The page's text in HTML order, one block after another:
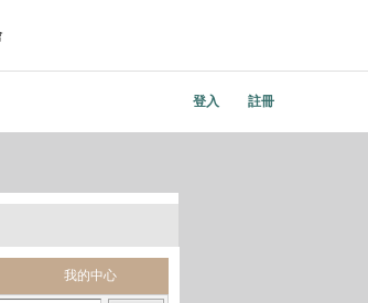
登入 註冊
我的中心